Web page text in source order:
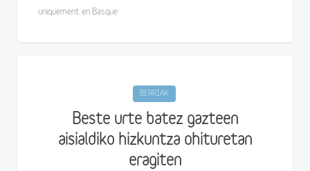
uniquement en Basque
BERRIAK
Beste urte batez gazteen
aisialdiko hizkuntza ohituretan
eragiten